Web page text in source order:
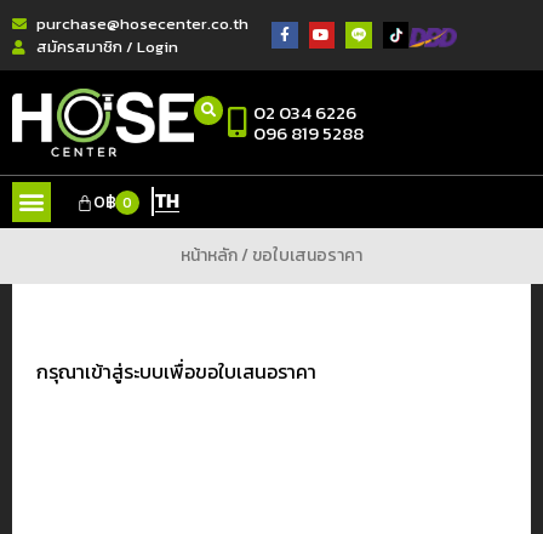
purchase@hosecenter.co.th
สมัครสมาชิก / Login
02 034 6226
096 819 5288
0฿ 0 TH
หน้าหลัก/ ขอใบเสนอราคา
กรุณาเข้าสู่ระบบเพื่อขอใบเสนอราคา